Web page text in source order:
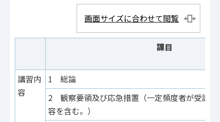
画面サイズに合わせて閲覧
課目
講習内
容
1 総論
2 観察要領及び応急措置（一定頻度者が受講す
容を含む。）